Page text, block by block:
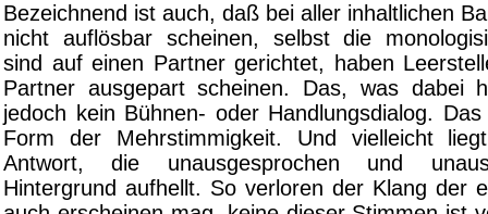
Bezeichnend ist auch, daß bei aller inhaltlichen
nicht auflösbar scheinen, selbst die
sind auf einen Partner gerichtet, haben
Partner ausgepart scheinen. Das, was dabei
jedoch kein Bühnen- oder Handlungsdialog.
Form der Mehrstimmigkeit. Und vielleicht
Antwort, die unausgesprochen und
Hintergrund aufhellt. So verloren der Klang der